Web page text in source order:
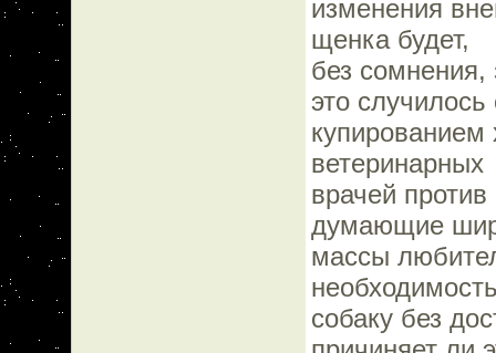
изменения
щенка будет,
без
это случилось
купированием
ветеринарных
врачей
думающие
массы
собаку без